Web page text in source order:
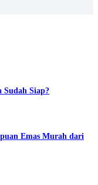
Sudah Siap?
Emas Murah dari